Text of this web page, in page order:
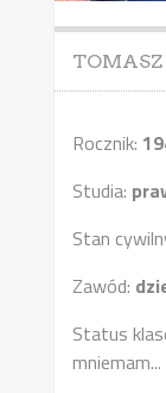
TOMASZ
Rocznik:
Studia:
Stan
Zawód:
Status
mniemam...